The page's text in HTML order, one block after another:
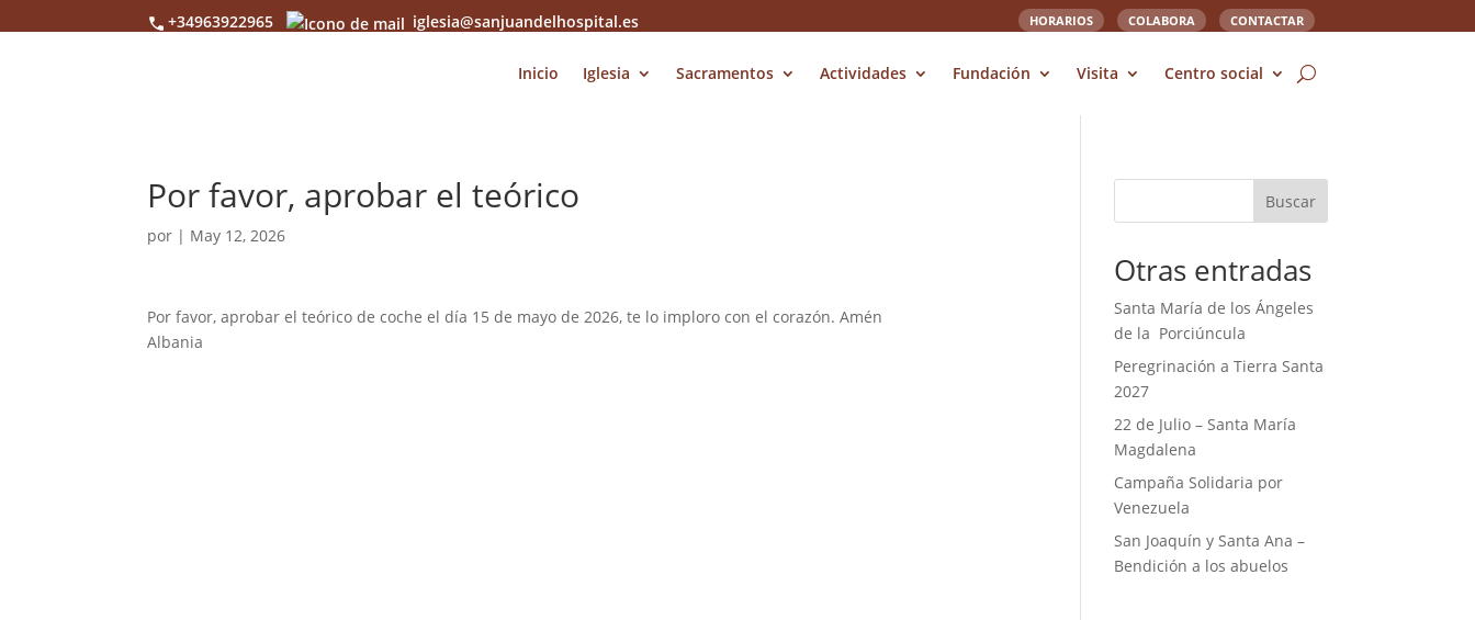
+34963922965 iglesia@sanjuandelhospital.es HORARIOS COLABORA CONTACTAR
Inicio Iglesia Sacramentos Actividades Fundación Visita Centro social
Por favor, aprobar el teórico
por | May 12, 2026
Por favor, aprobar el teórico de coche el día 15 de mayo de 2026, te lo imploro con el corazón. Amén
Albania
Buscar
Otras entradas
Santa María de los Ángeles
de la Porciúncula
Peregrinación a Tierra Santa
2027
22 de Julio – Santa María
Magdalena
Campaña Solidaria por
Venezuela
San Joaquín y Santa Ana –
Bendición a los abuelos